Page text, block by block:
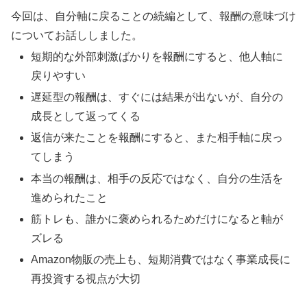
今回は、自分軸に戻ることの続編として、報酬の意味づけ
についてお話ししました。
短期的な外部刺激ばかりを報酬にすると、他人軸に
戻りやすい
遅延型の報酬は、すぐには結果が出ないが、自分の
成長として返ってくる
返信が来たことを報酬にすると、また相手軸に戻っ
てしまう
本当の報酬は、相手の反応ではなく、自分の生活を
進められたこと
筋トレも、誰かに褒められるためだけになると軸が
ズレる
Amazon物販の売上も、短期消費ではなく事業成長に
再投資する視点が大切